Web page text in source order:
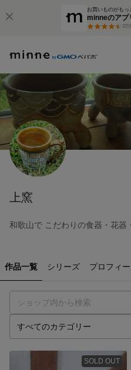
お買いものがもっ
minneのアプ
3万
上窯
和歌山で こだわりの食器・花器
作品一覧 シリーズ プロフィ
SOLD OUT